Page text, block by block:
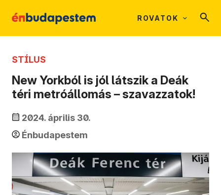
ROVATOK
STÍLUS
New Yorkból is jól látszik a Deák
téri metróállomás – szavazzatok!
2024. április 30.
Énbudapestem